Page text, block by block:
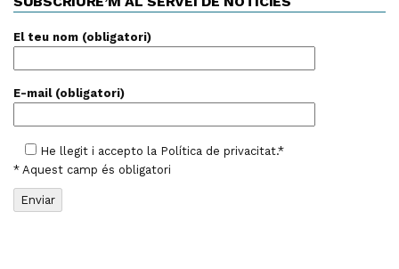
El teu nom (obligatori)
E-mail (obligatori)
He llegit i accepto la Política de privacitat.*
* Aquest camp és obligatori